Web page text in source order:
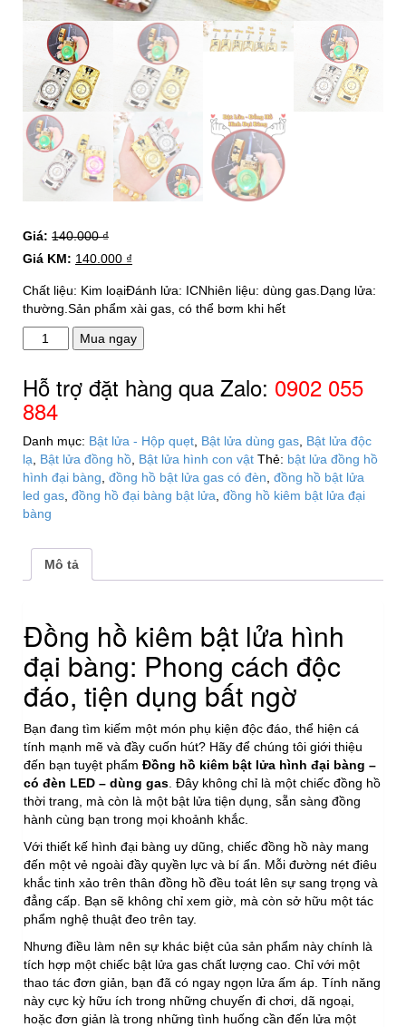
Giá: 140.000₫
Giá KM: 140.000 ₫
Chất liệu: Kim loạiĐánh lửa: ICNhiên liệu: dùng gas.Dạng lửa:
thường.Sản phẩm xài gas, có thể bơm khi hết
Đồng
hồ
bật
lửa
đại
bàng
-
có
đèn
dùng
lượng
Mua ngay
Hỗ trợ đặt hàng qua Zalo: 0902 055
884
Danh mục: Bật lửa - Hộp quẹt Bật lửa dùng gas Bật lửa độc
lạ
Bật lửa đồng hồ Bật lửa hình con vật Thẻ: bật lửa đồng hồ
hình đại bàng đồng hồ bật lửa gas có đèn đồng hồ bật lửa
led gas đồng hồ đại bàng bật lửa đồng hồ kiêm bật lửa đại
bàng
Mô tả
Đồng hồ kiêm bật lửa hình
đại bàng: Phong cách độc
đáo, tiện dụng bất ngờ
Bạn đang tìm kiếm một món phụ kiện độc đáo, thể hiện cá
tính mạnh mẽ và đầy cuốn hút? Hãy để chúng tôi giới thiệu
đến bạn tuyệt phẩm Đồng hồ kiêm bật lửa hình đại bàng –
có đèn LED – dùng gas . Đây không chỉ là một chiếc đồng hồ
thời trang, mà còn là một bật lửa tiện dụng, sẵn sàng đồng
hành cùng bạn trong mọi khoảnh khắc.
Với thiết kế hình đại bàng uy dũng, chiếc đồng hồ này mang
đến một vẻ ngoài đầy quyền lực và bí ẩn. Mỗi đường nét điêu
khắc tinh xảo trên thân đồng hồ đều toát lên sự sang trọng và
đẳng cấp. Bạn sẽ không chỉ xem giờ, mà còn sở hữu một tác
phẩm nghệ thuật đeo trên tay.
Nhưng điều làm nên sự khác biệt của sản phẩm này chính là
tích hợp một chiếc bật lửa gas chất lượng cao. Chỉ với một
thao tác đơn giản, bạn đã có ngay ngọn lửa ấm áp. Tính năng
này cực kỳ hữu ích trong những chuyến đi chơi, dã ngoại,
hoặc đơn giản là trong những tình huống cần đến lửa một